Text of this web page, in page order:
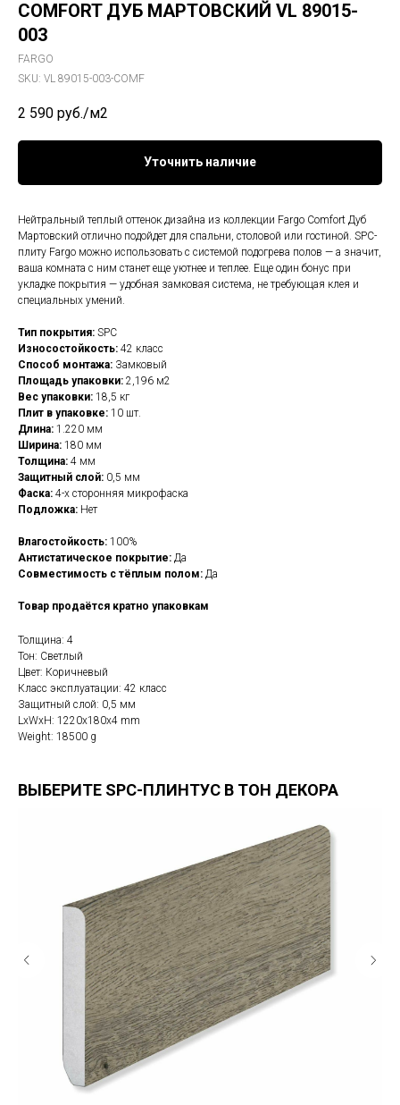
COMFORT ДУБ МАРТОВСКИЙ VL 89015-
003
FARGO
SKU: VL 89015-003-COMF
2 590 руб./м2
Уточнить наличие
Нейтральный теплый оттенок дизайна из коллекции Fargo Comfort Дуб
Мартовский отлично подойдет для спальни, столовой или гостиной. SPC-
плиту Fargo можно использовать с системой подогрева полов — а значит,
ваша комната с ним станет еще уютнее и теплее. Еще один бонус при
укладке покрытия — удобная замковая система, не требующая клея и
специальных умений.
Тип покрытия: SPC
Износостойкость: 42 класс
Способ монтажа: Замковый
Площадь упаковки: 2,196 м2
Вес упаковки: 18,5 кг
Плит в упаковке: 10 шт.
Длина: 1.220 мм
Ширина: 180 мм
Толщина: 4 мм
Защитный слой: 0,5 мм
Фаска: 4-х сторонняя микрофаска
Подложка: Нет
Влагостойкость: 100%
Антистатическое покрытие: Да
Совместимость с тёплым полом: Да
Товар продаётся кратно упаковкам
Толщина: 4
Тон: Светлый
Цвет: Коричневый
Класс эксплуатации: 42 класс
Защитный слой: 0,5 мм
LxWxH: 1220x180x4 mm
Weight: 18500 g
ВЫБЕРИТЕ SPC-ПЛИНТУС В ТОН ДЕКОРА